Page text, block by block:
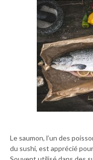
Le saumon, l’un des
du sushi, est apprécié